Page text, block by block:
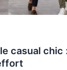
casual chic